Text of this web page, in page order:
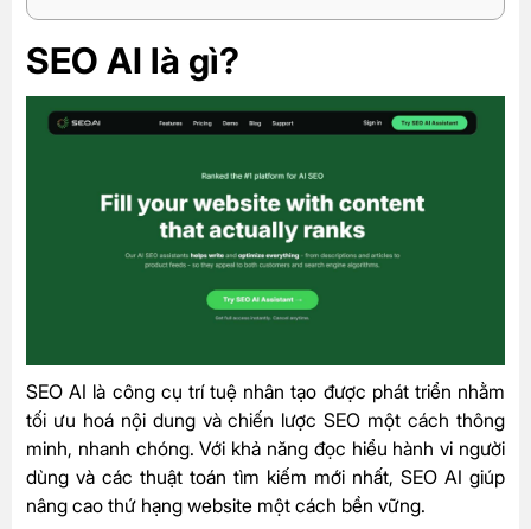
SEO AI là gì?
SEO AI là công cụ trí tuệ nhân tạo được phát triển nhằm
tối ưu hoá nội dung và chiến lược SEO một cách thông
minh, nhanh chóng. Với khả năng đọc hiểu hành vi người
dùng và các thuật toán tìm kiếm mới nhất, SEO AI giúp
nâng cao thứ hạng website một cách bền vững.